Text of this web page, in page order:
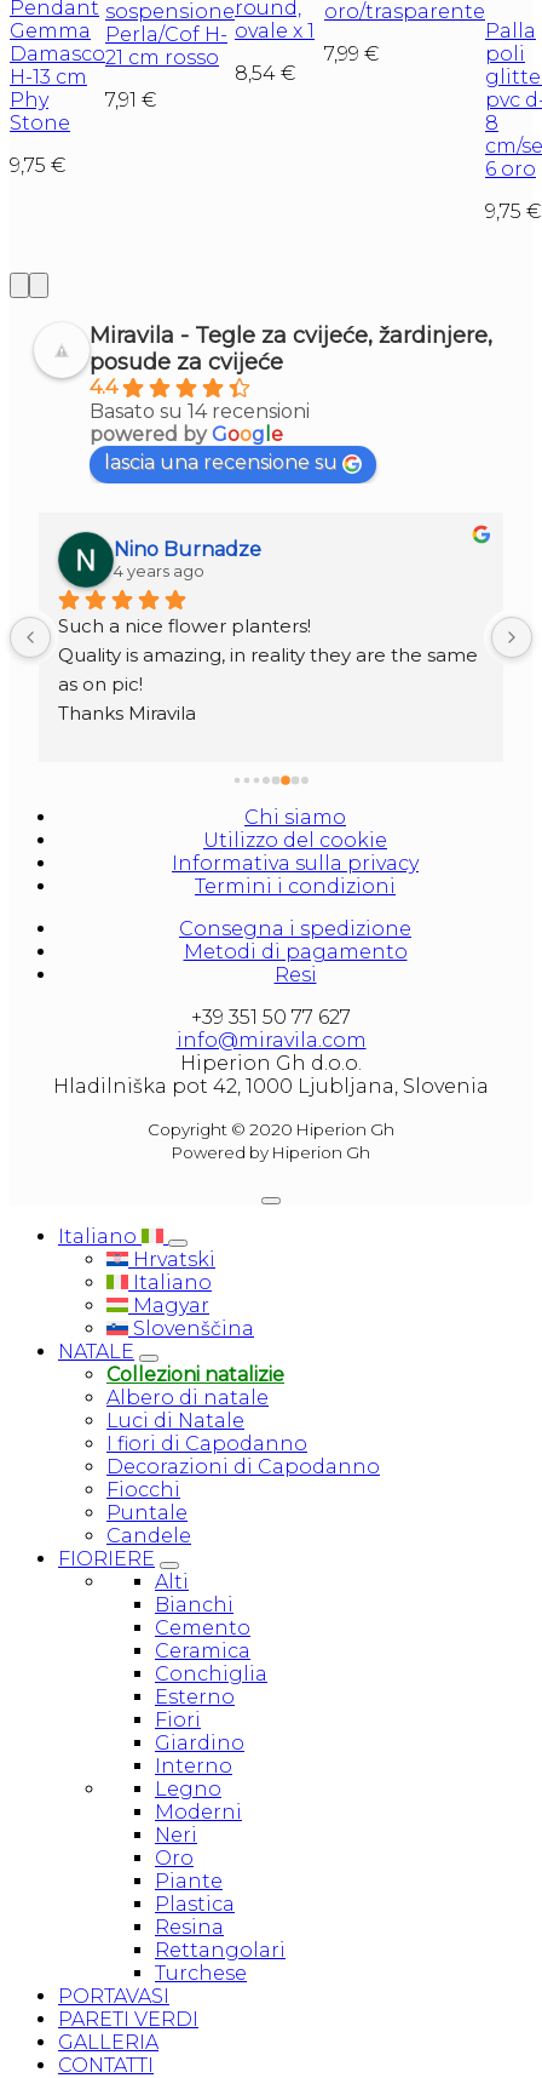
Pendant
Gemma
Damasco
H-13 cm
Phy
Stone
9,75 €
sospensione
Perla/Cof H-
21 cm rosso
7,91 €
round,
ovale x 1
8,54€
oro/trasparente
7,99 €
Palla
poli
pvc
8
cm/
6 oro
9,75 €
Miravila - Tegle za cvijeće, žardinjere,
posude za cvijeće
4.4
Basato su 14 recensioni
powered byGoog e
lascia una recensione su
Nino Burnadze
4 years ago
Such a nice flower planters!
Quality is amazing, in reality they are the same
as on pic!
Thanks Miravila
Chi siamo
Utilizzo del cookie
Informativa sulla privacy
Termini i condizioni
Consegna i spedizione
Metodi di pagamento
Resi
+39 351 50 77 627
info@miravila.com
Hiperion Gh d.o.o.
Hladilniška pot 42, 1000 Ljubljana, Slovenia
Copyright © 2020 Hiperion Gh
Powered by Hiperion Gh
Italiano
Hrvatski
Italiano
Magyar
Slovenščina
NATALE
Collezioni natalizie
Albero di natale
Luci di Natale
I fiori di Capodanno
Decorazioni di Capodanno
Fiocchi
Puntale
Candele
FIORIERE
Alti
Bianchi
Cemento
Ceramica
Conchiglia
Esterno
Fiori
Giardino
Interno
Legno
Moderni
Neri
Oro
Piante
Plastica
Resina
Rettangolari
Turchese
PORTAVASI
PARETI VERDI
GALLERIA
CONTATTI